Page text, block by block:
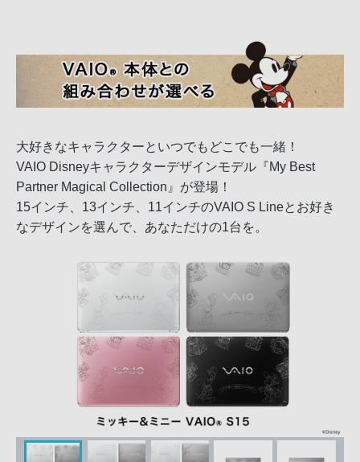
大好きなキャラクターといつでもどこでも一緒！
VAIO Disneyキャラクターデザインモデル『My Best
Partner Magical Collection』が登場！
15インチ、13インチ、11インチのVAIO S Lineとお好き
なデザインを選んで、あなただけの1台を。